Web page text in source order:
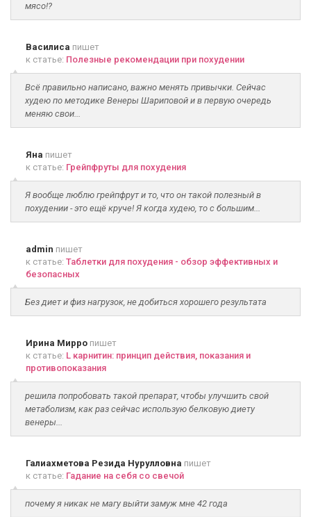
мясо!?
Василиса пишет
к статье: Полезные рекомендации при похудении
Всё правильно написано, важно менять привычки. Сейчас
худею по методике Венеры Шариповой и в первую очередь
меняю свои...
Яна пишет
к статье: Грейпфруты для похудения
Я вообще люблю грейпфрут и то, что он такой полезный в
похудении - это ещё круче! Я когда худею, то с большим...
admin пишет
к статье: Таблетки для похудения - обзор эффективных и
безопасных
Без диет и физ нагрузок, не добиться хорошего результата
Ирина Мирро пишет
к статье: L карнитин: принцип действия, показания и
противопоказания
решила попробовать такой препарат, чтобы улучшить свой
метаболизм, как раз сейчас использую белковую диету
венеры...
Галиахметова Резида Нурулловна пишет
к статье: Гадание на себя со свечой
почему я никак не магу выйти замуж мне 42 года